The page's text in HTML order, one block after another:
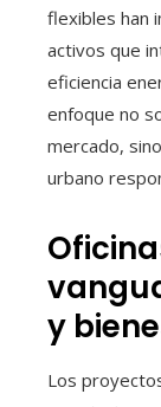
flexibles han
activos que
eficiencia
enfoque no
mercado,
urbano
y
Los